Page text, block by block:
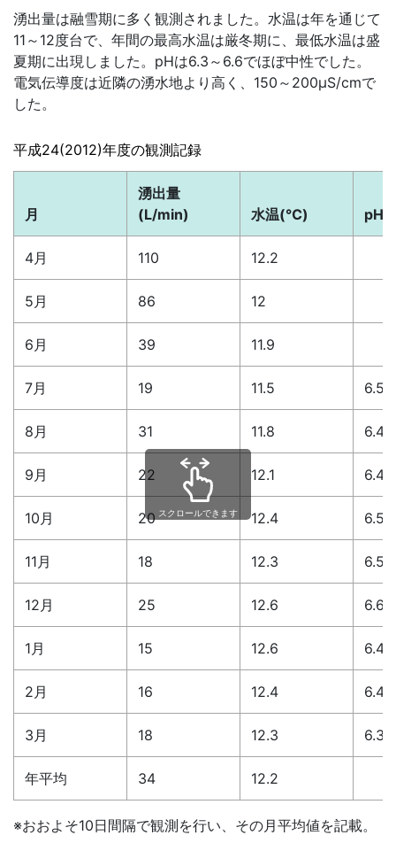
湧出量は融雪期に多く観測されました。水温は年を通じて
11～12度台で、年間の最高水温は厳冬期に、最低水温は盛
夏期に出現しました。pHは6.3～6.6でほぼ中性でした。
電気伝導度は近隣の湧水地より高く、150～200μS/cmで
した。
平成24(2012)年度の観測記録
月
湧出量
(L/min)
水温(℃) pH
4月 110 12.2
5月 86 12
6月 39 11.9
7月 19 11.5 6.5
8月 31 11.8 6.4
9月 22 12.1 6.4
10月 20 12.4 6.5
11月 18 12.3 6.5
12月 25 12.6 6.6
1月 15 12.6 6.4
2月 16 12.4 6.4
3月 18 12.3 6.3
年平均 34 12.2
スクロールできます
※おおよそ10日間隔で観測を行い、その月平均値を記載。